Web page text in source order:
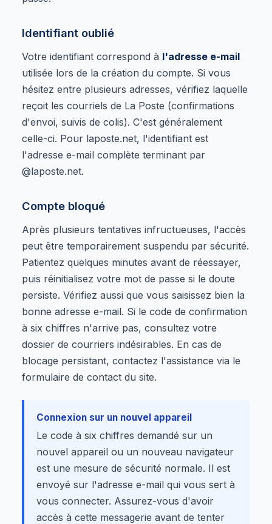
Identifiant oublié
Votre identifiant correspond à l'adresse e-mail
utilisée lors de la création du compte. Si vous
hésitez entre plusieurs adresses, vérifiez laquelle
reçoit les courriels de La Poste (confirmations
d'envoi, suivis de colis). C'est généralement
celle-ci. Pour laposte.net, l'identifiant est
l'adresse e-mail complète terminant par
@laposte.net.
Compte bloqué
Après plusieurs tentatives infructueuses, l'accès
peut être temporairement suspendu par sécurité.
Patientez quelques minutes avant de réessayer,
puis réinitialisez votre mot de passe si le doute
persiste. Vérifiez aussi que vous saisissez bien la
bonne adresse e-mail. Si le code de confirmation
à six chiffres n'arrive pas, consultez votre
dossier de courriers indésirables. En cas de
blocage persistant, contactez l'assistance via le
formulaire de contact du site.
Connexion sur un nouvel appareil
Le code à six chiffres demandé sur un
nouvel appareil ou un nouveau navigateur
est une mesure de sécurité normale. Il est
envoyé sur l'adresse e-mail qui vous sert à
vous connecter. Assurez-vous d'avoir
accès à cette messagerie avant de tenter